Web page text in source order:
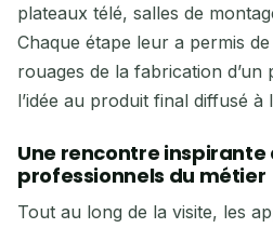
plateaux télé, salles de
Chaque étape leur a permis
rouages de la fabrication d’un
l’idée au produit final diffusé à
Une rencontre inspirante
professionnels du métier
Tout au long de la visite, les